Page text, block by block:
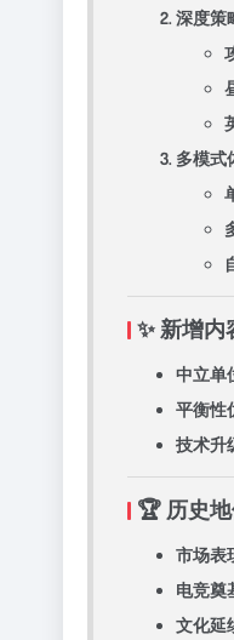
深度策
多模式
✨ ​新增
中立单
平衡性
技术升
🏆 ​历史
市场表
电竞奠
文化延